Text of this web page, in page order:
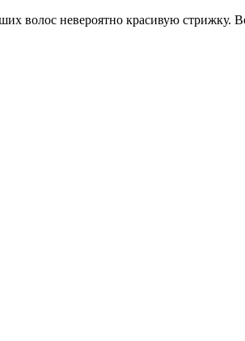
волос невероятно красивую стрижку.